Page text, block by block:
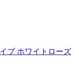
ブ ホワイトローズ